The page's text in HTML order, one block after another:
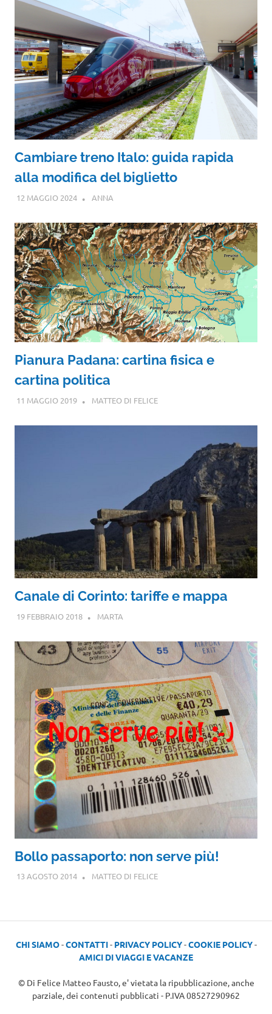
Cambiare treno Italo: guida rapida
alla modifica del biglietto
12 MAGGIO 2024 ANNA
Pianura Padana: cartina fisica e
cartina politica
11 MAGGIO 2019 MATTEO DI FELICE
Canale di Corinto: tariffe e mappa
19 FEBBRAIO 2018 MARTA
Bollo passaporto: non serve più!
13 AGOSTO 2014 MATTEO DI FELICE
CHI SIAMO-CONTATTI- PRIVACY POLICY-COOKIE POLICY-
AMICI DI VIAGGI E VACANZE
© Di Felice Matteo Fausto, e' vietata la ripubblicazione, anche
parziale, dei contenuti pubblicati - P.IVA 08527290962